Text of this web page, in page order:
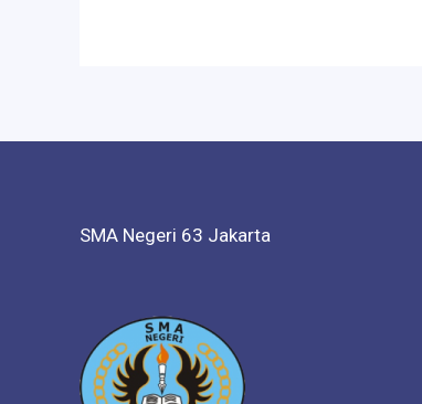
SMA Negeri 63 Jakarta